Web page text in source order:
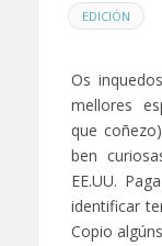
EN
EDICIÓN
Os
mellores
que
ben
EE.UU.
identificar
Copio